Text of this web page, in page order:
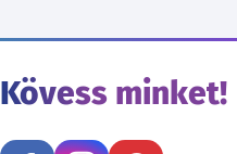
Kövess minket!